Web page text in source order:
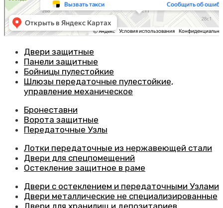
Двери защитные
Панели защитные
Бойницы пулестойкие
Шлюзы передаточные пулестойкие,
управление механическое
Бронеставни
Ворота защитные
Передаточные Узлы
Лотки передаточные из нержавеющей стали
Двери для спецпомещений
Остекление защитное в раме
Двери с остеклением и передаточными Узлами
Двери металлические не специализированные